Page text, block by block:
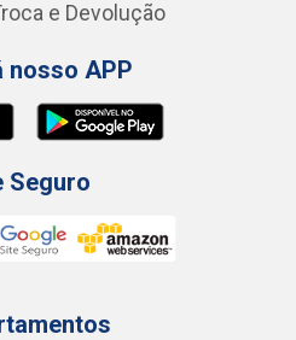
e Devolução
nosso APP
Seguro